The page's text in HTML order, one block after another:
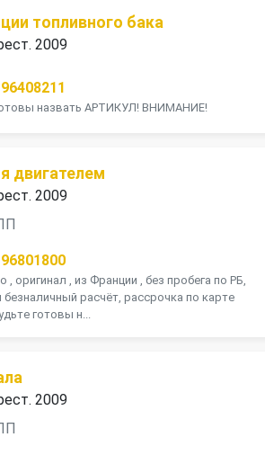
топливного бака
2009
96408211
назвать АРТИКУЛ! ВНИМАНИЕ!
двигателем
2009
96801800
, оригинал , из Франции , без пробега по РБ,
расчёт, рассрочка по карте
готовы н...
2009